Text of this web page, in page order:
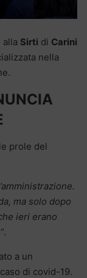
Sirti di Carini
nella
prole del
ma solo dopo
ieri erano
“.
a un
di covid-19.